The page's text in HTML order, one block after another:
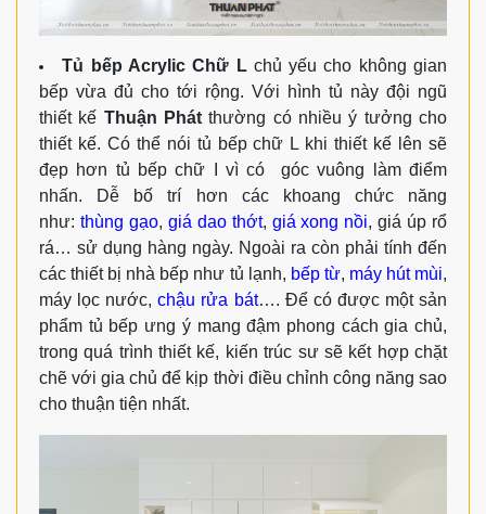
Tủ bếp Acrylic Chữ Lchủ yếu cho không gian
bếp vừa đủ cho tới rộng. Với hình tủ này đội ngũ
thiết kế Thuận Phátthường có nhiều ý tưởng cho
thiết kế. Có thể nói tủ bếp chữ L khi thiết kế lên sẽ
đẹp hơn tủ bếp chữ I vì có góc vuông làm điểm
nhấn. Dễ bố trí hơn các khoang chức năng
như: thùng gạo, giá dao thớt, giá xong nồi, giá úp rổ
rá… sử dụng hàng ngày. Ngoài ra còn phải tính đến
các thiết bị nhà bếp như tủ lạnh, bếp từ, máy hút mùi,
máy lọc nước,chậu rửa bát…. Để có được một sản
phẩm tủ bếp ưng ý mang đậm phong cách gia chủ,
trong quá trình thiết kế, kiến trúc sư sẽ kết hợp chặt
chẽ với gia chủ để kịp thời điều chỉnh công năng sao
cho thuận tiện nhất.